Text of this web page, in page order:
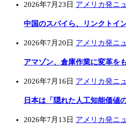
2026年7月23日 アメリカ発ニ
中国のスパイら、リンクトイ
2026年7月20日 アメリカ発ニ
アマゾン、倉庫作業に変革を
2026年7月16日 アメリカ発ニ
日本は「隠れた人工知能価値
2026年7月13日 アメリカ発ニ